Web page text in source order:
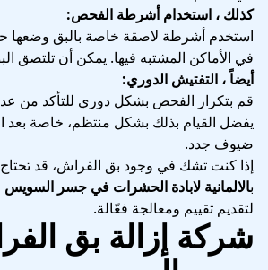
كذلك ، استخدام أشرطة الفحص:
استخدم أشرطة لاصقة خاصة بالبق وضعها
في الأماكن المشتبه فيها. يمكن أن تلتصق
أيضاً ، التفتيش الدوري:
قم بتكرار الفحص بشكل دوري للتأكد من
يفضل القيام بذلك بشكل منتظم، خاصة بعد
ضيوف جدد.
إذا كنت تشك في وجود بق الفراش، قد تحتاج
بالالمانية لابادة الحشرات في جسر السويس
لتقديم تقييم ومعالجة فعّالة.
شركة إزالة بق